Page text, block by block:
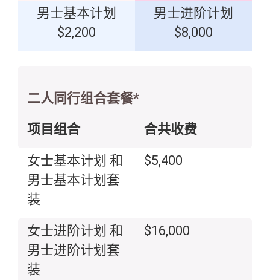
男士基本计划
$2,200
男士进阶计划
$8,000
二人同行组合套餐*
项目组合
合共收费
女士基本计划 和
男士基本计划套
装
$5,400
女士进阶计划 和
男士进阶计划套
装
$16,000